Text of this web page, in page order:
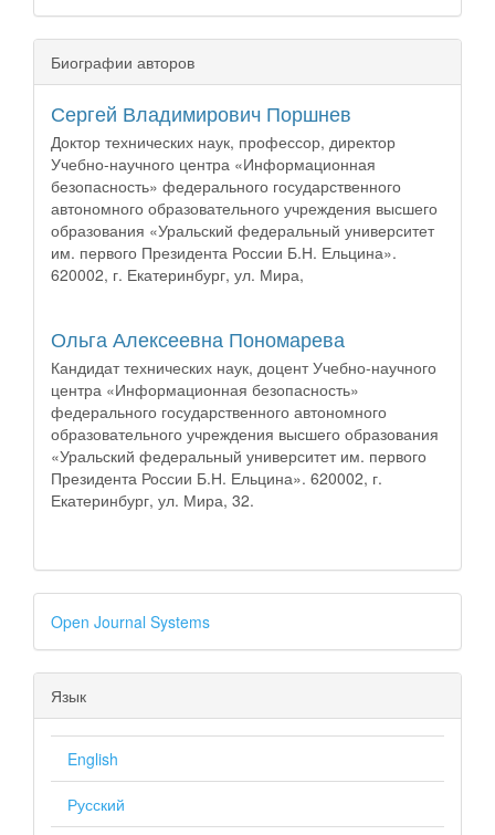
Биографии авторов
Сергей Владимирович Поршнев
Доктор технических наук, профессор, директор
Учебно-научного центра «Информационная
безопасность» федерального государственного
автономного образовательного учреждения высшего
образования «Уральский федеральный университет
им. первого Президента России Б.Н. Ельцина».
620002, г. Екатеринбург, ул. Мира,
Ольга Алексеевна Пономарева
Кандидат технических наук, доцент Учебно-научного
центра «Информационная безопасность»
федерального государственного автономного
образовательного учреждения высшего образования
«Уральский федеральный университет им. первого
Президента России Б.Н. Ельцина». 620002, г.
Екатеринбург, ул. Мира, 32.
Open Journal Systems
Язык
English
Русский